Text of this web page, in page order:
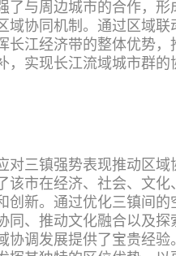
了与周边城市的合作，形
域协同机制。通过区域联
长江经济带的整体优势，
，实现长江流域城市群的
对三镇强势表现推动区域
该市在经济、社会、文化
创新。通过优化三镇间的
同、推动文化融合以及探
协调发展提供了宝贵经验